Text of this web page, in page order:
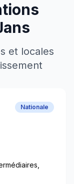
et locales
Nationale